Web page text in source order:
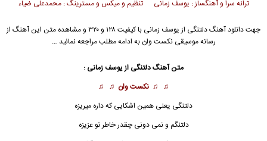
ترانه سرا و آهنگساز : یوسف زمانی تنظیم و میکس و مسترینگ : محمدعلی ضیاء
جهت دانلود آهنگ دلتنگی از یوسف زمانی
با کیفیت ۱۲۸ و ۳۲۰ و مشاهده متن این آهنگ از
رسانه موسیقی نکست وان به ادامه مطلب مراجعه نمائید …
متن آهنگ دلتنگی ازیوسف زمانی :
♫ ♫ نکست وان ♫ ♫
دلتنگی یعنی همین اشکایی که داره میریزه
دلتنگم و نمی دونی چقدر خاطر تو عزیزه